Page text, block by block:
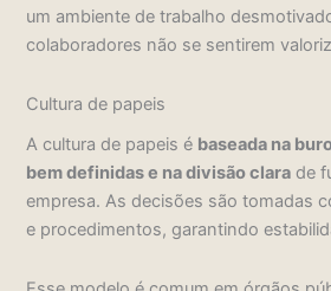
um ambiente de trabalho
colaboradores não se sentirem
Cultura de papeis
A cultura de papeis é baseada na
bem definidas e na divisão clara de
empresa. As decisões são tomadas
e procedimentos, garantindo